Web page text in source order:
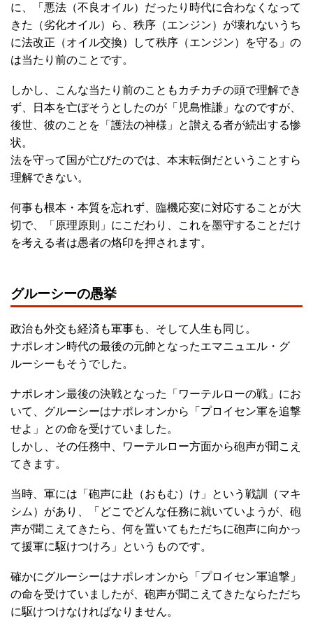
に、「悪法（不良オイル）だったり時代に合わなくなって
きた（劣化オイル）ら、秩序（エンジン）が壊れないうち
に法改正（オイル交換）して秩序（エンジン）を守る」の
は当たり前のことです。
しかし、こんな当たり前のこともカチカチの頭で理解でき
ず、日本を亡ぼそうとしたのが「児島惟謙」なのですが、
後世、彼のことを「護法の神様」と讃える者が続出する惨
状。
法を守って国が亡びたのでは、本末転倒だということすら
理解できない。
何事も根本・本質を忘れず、臨機応変に対応することが大
切で、「原理原則」にこだわり、これを墨守することだけ
を考える者は愚者の烙印を押されます。
グルーシーの愚挙
政治も外交も経済も軍事も、そして人生も同じ。
ナポレオン時代の最後の元帥となったエマニュエル・グ
ルーシーもそうでした。
ナポレオン最後の決戦となった「ワーテルローの戦」にお
いて、グルーシーはナポレオンから「プロイセン軍を追撃
せよ」との命を受けていました。
しかし、その任務中、ワーテルロー方面から砲声が聞こえ
てきます。
当時、軍には「砲声に赴（おもむ）け」という戦訓（マキ
シム）があり、「どこでどんな任務に就いていようが、砲
声が聞こえてきたら、何を置いてもただちに砲声に向かっ
て援軍に駆けつけろ」というものです。
確かにグルーシーはナポレオンから「プロイセン軍追撃」
の命を受けていましたが、砲声が聞こえてきたならただち
に駆けつけなければなりません。